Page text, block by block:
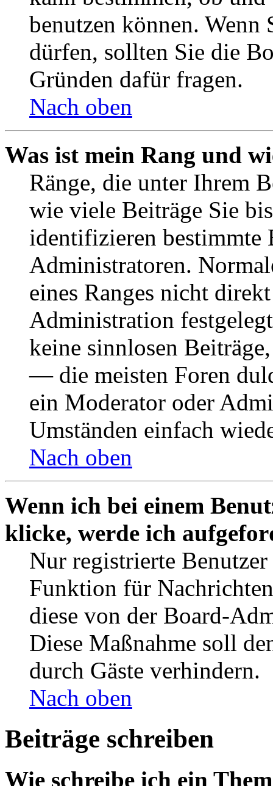
benutzen können. Wenn
dürfen, sollten Sie die
Gründen dafür fragen.
Nach oben
Was ist mein Rang und
Ränge, die unter Ihrem
wie viele Beiträge Sie
identifizieren bestimmte
Administratoren.
eines Ranges nicht
Administration
keine sinnlosen
— die meisten Foren
ein Moderator oder
Umständen einfach
Nach oben
Wenn ich bei einem
klicke, werde ich
Nur registrierte
Funktion für
diese von der Board-
Diese Maßnahme soll
durch Gäste verhindern.
Nach oben
Beiträge schreiben
Wie schreibe ich ein